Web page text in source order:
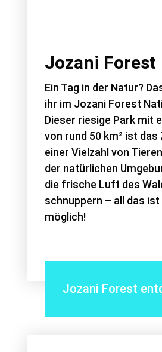
Jozani Forest
Ein Tag in der Natur?
ihr im Jozani Forest
Dieser riesige Park mit
von rund 50 km² ist das
einer Vielzahl von
der natürlichen
die frische Luft des
schnuppern – all das ist
möglich!
Jozani Forest